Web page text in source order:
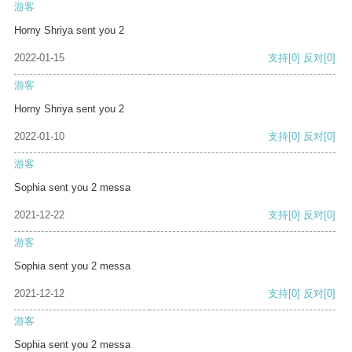
游客
Horny Shriya sent you 2
2022-01-15 支持[0] 反对[0]
游客
Horny Shriya sent you 2
2022-01-10 支持[0] 反对[0]
游客
Sophia sent you 2 messa
2021-12-22 支持[0] 反对[0]
游客
Sophia sent you 2 messa
2021-12-12 支持[0] 反对[0]
游客
Sophia sent you 2 messa